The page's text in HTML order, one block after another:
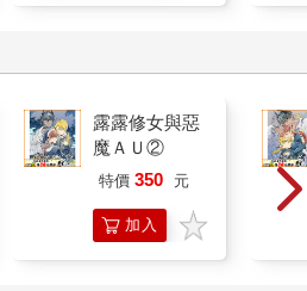
露露修女與惡
魔ＡＵ②
特價 350 元
加入
購物